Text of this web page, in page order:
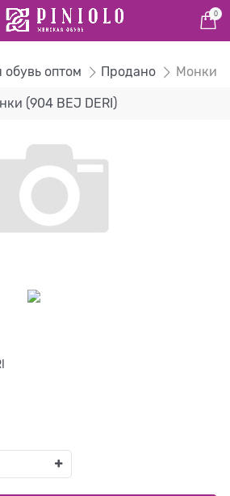
0
обувь оптом Продано Монки
(904 BEJ DERI)